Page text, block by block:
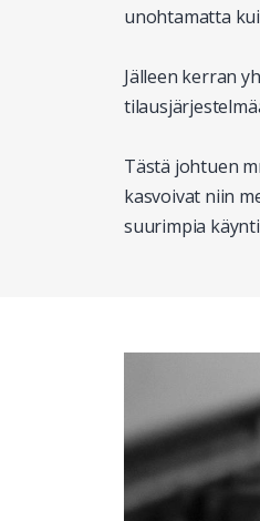
unohtamatta
Jälleen kerran
Tästä johtuen
kasvoivat niin
suurimpia